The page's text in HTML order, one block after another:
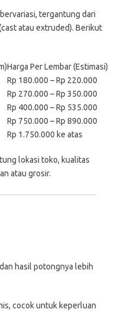
bervariasi, tergantung dari
castatau extruded). Berikut
Harga PerLembar (Estimasi)
Rp 180.000 –Rp 220.000
Rp 270.000 –Rp 350.000
Rp 400.000 –Rp 535.000
Rp 750.000 –Rp 890.000
Rp 1.750.000 ke atas
lokasi toko, kualitas
atau grosir.
dan hasil potongnya lebih
cocokuntuk keperluan